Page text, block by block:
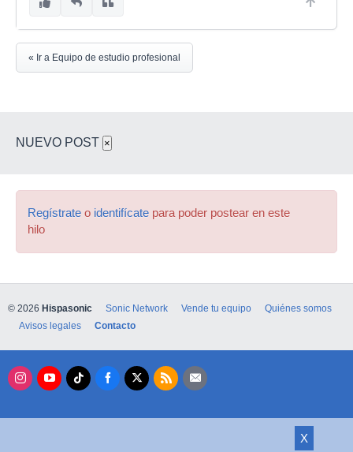
« Ir a Equipo de estudio profesional
NUEVO POST ×
Regístrate o identifícate para poder postear en este
hilo
X
© 2026 Hispasonic Sonic Network Vende tu equipo
Quiénes somos
Avisos legales
Contacto